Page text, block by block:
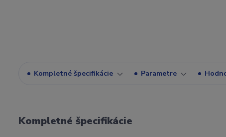
Kompletné špecifikácie Parametre
Kompletné špecifikácie